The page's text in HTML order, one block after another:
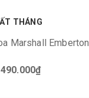
THÁNG
Marshall Emberton